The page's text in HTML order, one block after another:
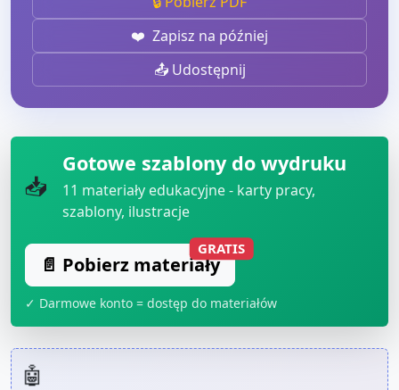
❤️ Zapisz na później
📤 Udostępnij
📥
Gotowe szablony do wydruku
11 materiały edukacyjne - karty pracy,
szablony, ilustracje
📄 Pobierz materiały
GRATIS
✓ Darmowe konto = dostęp do materiałów
🤖